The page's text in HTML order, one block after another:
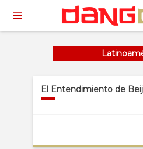
El Entendimiento de